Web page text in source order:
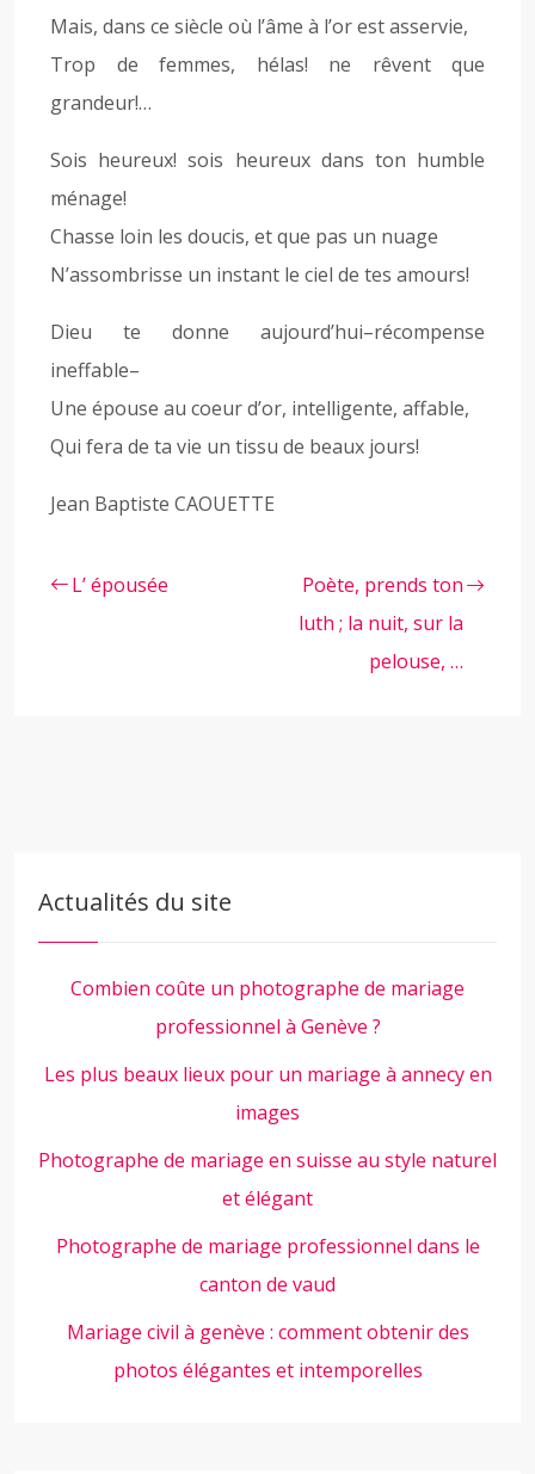
Mais, dans ce siècle où l’âme à l’or est asservie,
Trop de femmes, hélas! ne rêvent que
grandeur!…
Sois heureux! sois heureux dans ton humble
ménage!
Chasse loin les doucis, et que pas un nuage
N’assombrisse un instant le ciel de tes amours!
Dieu te donne aujourd’hui–récompense
ineffable–
Une épouse au coeur d’or, intelligente, affable,
Qui fera de ta vie un tissu de beaux jours!
Jean Baptiste CAOUETTE
L’ épousée
Poète, prends ton
luth ; la nuit, sur la
pelouse, …
Actualités du site
Combien coûte un photographe de mariage
professionnel à Genève ?
Les plus beaux lieux pour un mariage à annecy en
images
Photographe de mariage en suisse au style naturel
et élégant
Photographe de mariage professionnel dans le
canton de vaud
Mariage civil à genève : comment obtenir des
photos élégantes et intemporelles